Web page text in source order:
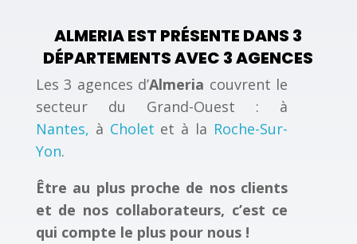
ALMERIA EST PRÉSENTE DANS 3
DÉPARTEMENTS AVEC 3 AGENCES
Les 3 agences d’Almeria couvrent le
secteur du Grand-Ouest : à
Nantes, à Cholet et à la Roche-Sur-
Yon.
Être au plus proche de nos clients
et de nos collaborateurs, c’est ce
qui compte le plus pour nous !